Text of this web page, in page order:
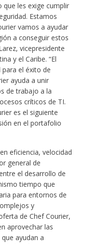
les exige cumplir
Estamos
vamos a ayudar
a conseguir estos
vicepresidente
y el Caribe. “El
el éxito de
ayuda a unir
de trabajo a la
críticos de TI.
es el siguiente
en el portafolio
eficiencia, velocidad
general de
el desarrollo de
tiempo que
para entornos de
y
de Chef Courier,
aprovechar las
ayudan a